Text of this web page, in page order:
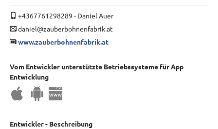
+4367761298289 - Daniel Auer
daniel@zauberbohnenfabrik.at
www.zauberbohnenfabrik.at
Vom Entwickler unterstützte Betriebssysteme für App
Entwicklung
Entwickler - Beschreibung